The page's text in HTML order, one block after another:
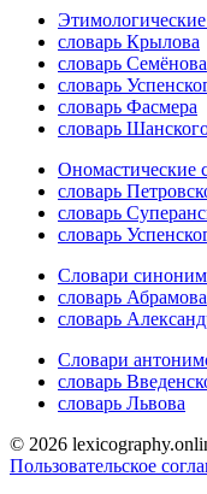
словарь Крылова
словарь Семёнова
словарь
словарь Фасмера
словарь
Ономастические
словарь
словарь
словарь
Словари
словарь Абрамова
словарь
Словари
словарь
словарь Львова
© 2026
Пользовательское